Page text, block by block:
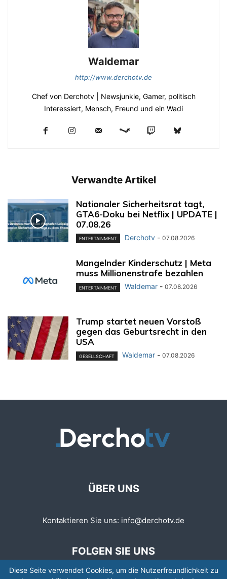
Waldemar
http://www.derchotv.de
Chef von Derchotv | Newsjunkie, Gamer, politisch
Interessiert, Mensch, Freund und ein Wadi
Verwandte Artikel
Nationaler Sicherheitsrat tagt,
GTA6-Doku bei Netflix | UPDATE |
07.08.26
ENTERTAINMENT Derchotv - 07.08.2026
Mangelnder Kinderschutz | Meta
muss Millionenstrafe bezahlen
ENTERTAINMENT Waldemar - 07.08.2026
Trump startet neuen Vorstoß
gegen das Geburtsrecht in den
USA
GESELLSCHAFT Waldemar - 07.08.2026
ÜBER UNS
Kontaktieren Sie uns: info@derchotv.de
FOLGEN SIE UNS
Diese Seite verwendet Cookies, um die Nutzerfreundlichkeit zu